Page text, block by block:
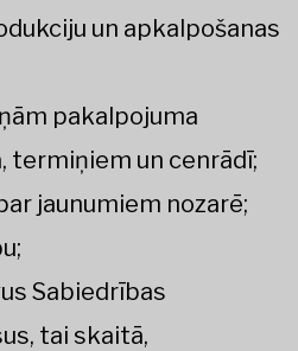
un apkalpošanas
pakalpojuma
termiņiem un cenrādī;
jaunumiem nozarē;
Sabiedrības
tai skaitā,